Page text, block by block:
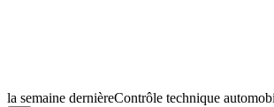
la semaine dernièreContrôle technique